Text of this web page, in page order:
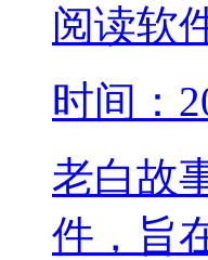
阅读软
时间：
老白故
件，旨